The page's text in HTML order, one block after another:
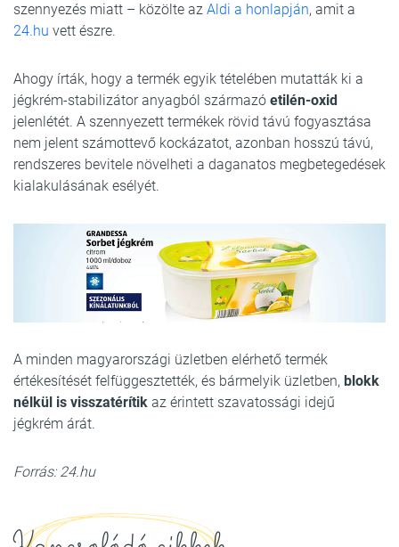
szennyezés miatt – közölte az Aldi a honlapján, amit a
24.hu vett észre.
Ahogy írták, hogy a termék egyik tételében mutatták ki a
jégkrém-stabilizátor anyagból származó etilén-oxid
jelenlétét. A szennyezett termékek rövid távú fogyasztása
nem jelent számottevő kockázatot, azonban hosszú távú,
rendszeres bevitele növelheti a daganatos megbetegedések
kialakulásának esélyét.
A minden magyarországi üzletben elérhető termék
értékesítését felfüggesztették, és bármelyik üzletben, blokk
nélkül is visszatérítik az érintett szavatossági idejű
jégkrém árát.
Forrás: 24.hu